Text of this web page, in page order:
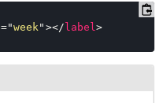
="week " ></label>